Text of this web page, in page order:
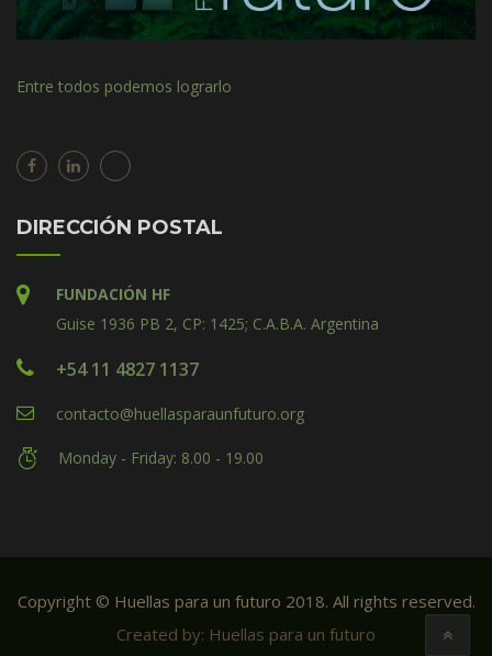
Entre todos podemos lograrlo
DIRECCIÓN POSTAL
FUNDACIÓN HF
Guise 1936 PB 2, CP: 1425; C.A.B.A. Argentina
+54 11 4827 1137
contacto@huellasparaunfuturo.org
Monday - Friday: 8.00 - 19.00
Copyright © Huellas para un futuro 2018. All rights reserved.
Created by: Huellas para un futuro